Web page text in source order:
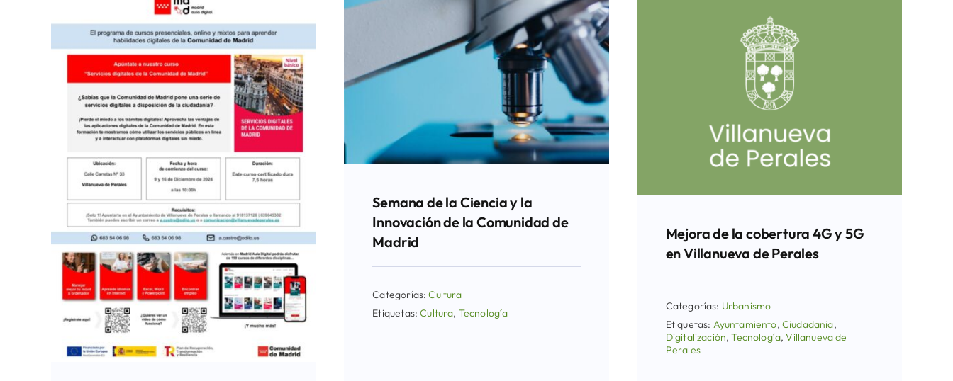
Semana de la Ciencia y la
Innovación de la Comunidad de
Madrid
Categorías:Cultura
Etiquetas:Cultura, Tecnología
Mejora de la cobertura 4G y 5G
en Villanueva de Perales
Categorías: Urbanismo
Etiquetas: Ayuntamiento, Ciudadania,
Digitalización,Tecnología,Villanueva de
Perales